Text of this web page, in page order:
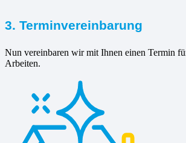
3. Terminvereinbarung
Nun vereinbaren wir mit Ihnen einen Termin
Arbeiten.